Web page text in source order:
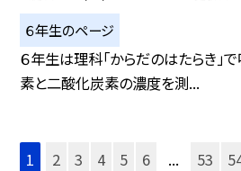
６年生のページ
６年生は理科「からだのはたらき」
素と二酸化炭素の濃度を測...
1 2 3 4 5 6 ... 53